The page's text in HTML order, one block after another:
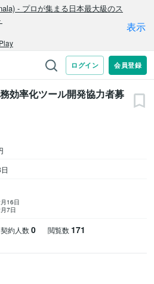
効率化ツール開発協力者募
16日
7日
契約人数0 閲覧数 171